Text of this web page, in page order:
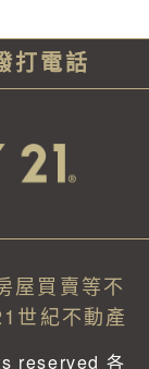
打電話
屋買賣等不
世紀不動產
reserved 各